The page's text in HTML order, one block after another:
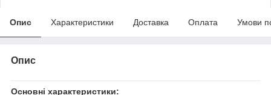
Опис Характеристики Доставка Оплата Умови
Опис
Основні характеристики: